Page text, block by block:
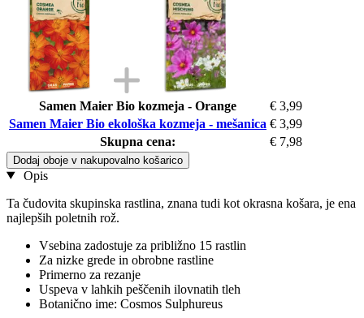
Samen Maier Bio kozmeja - Orange
€ 3,99
Samen Maier Bio ekološka kozmeja - mešanica € 3,99
Skupna cena:
€ 7,98
Dodaj oboje v nakupovalno košarico
Opis
Ta čudovita skupinska rastlina, znana tudi kot okrasna košara, je ena
najlepših poletnih rož.
Vsebina zadostuje za približno 15 rastlin
Za nizke grede in obrobne rastline
Primerno za rezanje
Uspeva v lahkih peščenih ilovnatih tleh
Botanično ime: Cosmos Sulphureus